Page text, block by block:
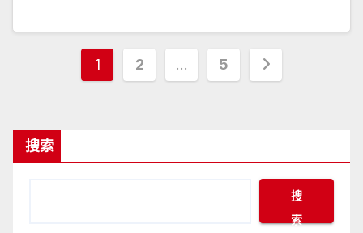
文
页
1 2 … 5
搜索
搜
索